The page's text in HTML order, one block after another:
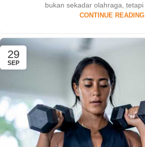
bukan sekadar olahraga, tetapi
CONTINUE READING
29
SEP